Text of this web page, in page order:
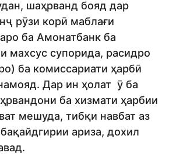
шаҳрванд бояд дар
рӯзи корӣ маблағи
ба Амонатбанк ба
махсус супорида, расидро
ба комиссариати ҳарбӣ
Дар ин ҳолат ӯ ба
ба хизмати ҳарбии
мешуда, тибқи навбат аз
ариза, дохил